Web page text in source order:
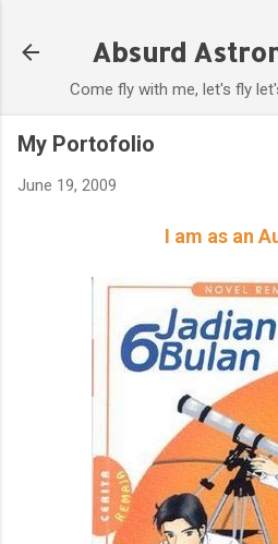
Absurd
Come fly with me, let's fly
My Portofolio
June 19, 2009
I am as an